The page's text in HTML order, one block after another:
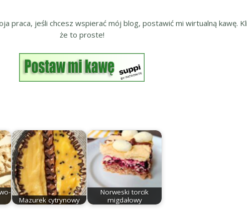
praca, jeśli chcesz wspierać mój blog, postawić mi wirtualną kawę.
że to proste!
Mazurek cytrynowy
Norweski torcik
migdałowy